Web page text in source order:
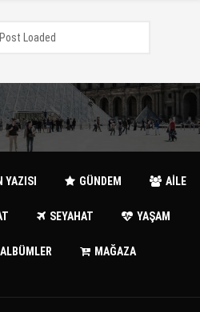
Loaded
YAZISI GÜNDEM AİLE
SEYAHAT YAŞAM
ALBÜMLER MAĞAZA